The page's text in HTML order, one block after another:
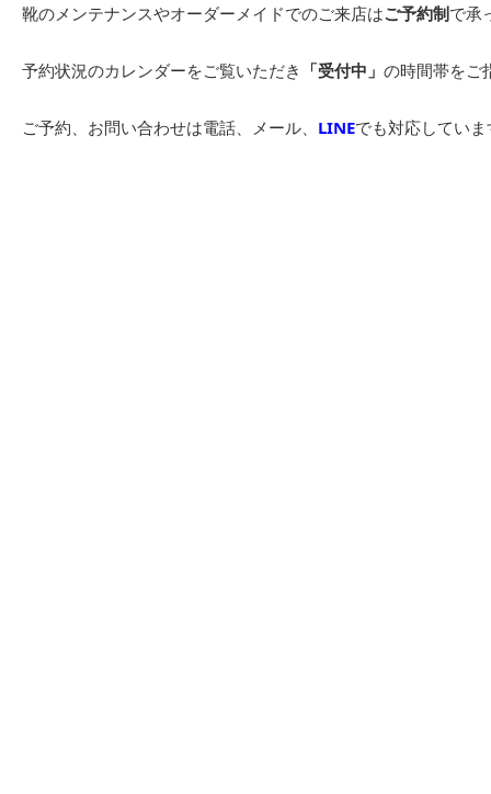
靴のメンテナンスやオーダーメイドでのご来店はご予約制で承
予約状況のカレンダーをご覧いただき 「受付中」 の時間帯をご
ご予約、お問い合わせは電話、メール、 LINEでも対応していま